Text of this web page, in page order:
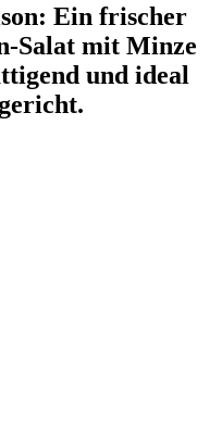
Ein frischer
Salat mit Minze
und ideal